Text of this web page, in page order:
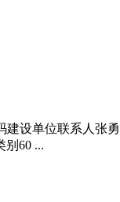
设单位联系人张
别60 ...